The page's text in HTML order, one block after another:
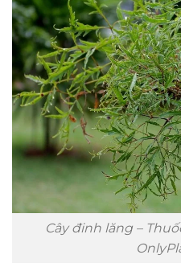
Cây đinh lăng –